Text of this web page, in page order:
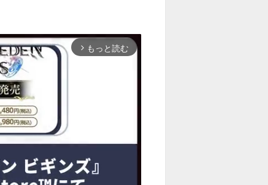
arrow_forward_ios もっと読む